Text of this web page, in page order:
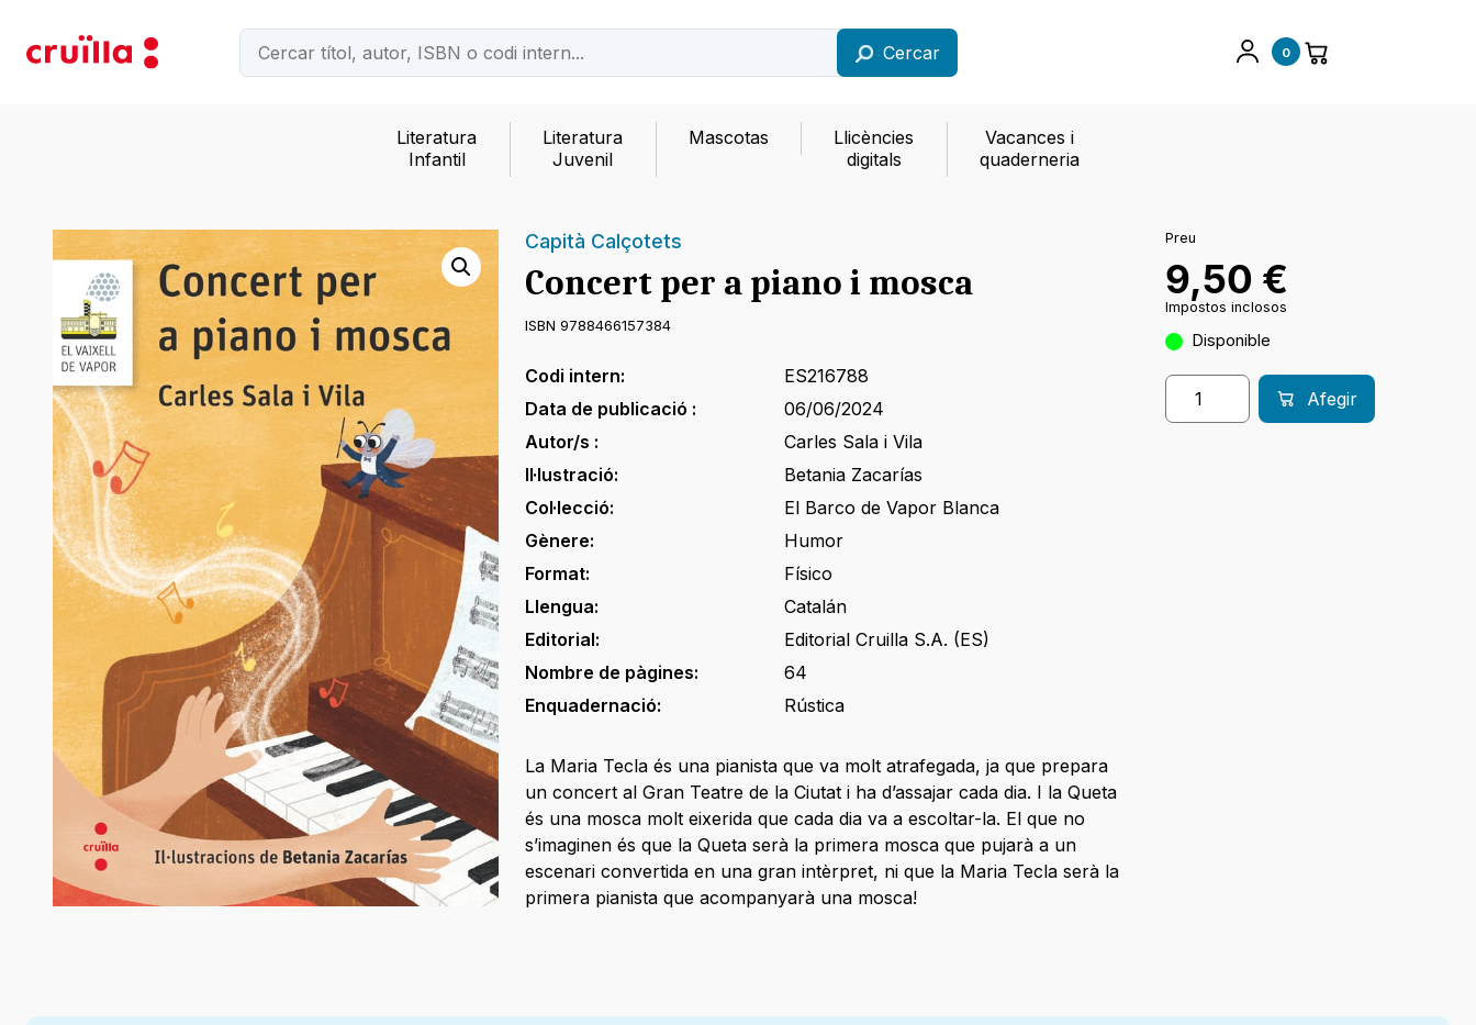
Cercar 0
Literatura
Infantil
Literatura
Juvenil
Mascotas
Llicències
digitals
Vacances i
quaderneria
Capità Calçotets
Concert per a piano i mosca
ISBN 9788466157384
Codi intern:
ES216788
Data de publicació :
06/06/2024
Autor/s :
Carles Sala i Vila
Il·lustració:
Betania Zacarías
Col·lecció:
El Barco de Vapor Blanca
Gènere:
Humor
Format:
Físico
Llengua:
Catalán
Editorial:
Editorial Cruilla S.A. (ES)
Nombre de pàgines:
64
Enquadernació:
Rústica
La Maria Tecla és una pianista que va molt atrafegada, ja que prepara
un concert al Gran Teatre de la Ciutat i ha d’assajar cada dia. I la Queta
és una mosca molt eixerida que cada dia va a escoltar-la. El que no
s’imaginen és que la Queta serà la primera mosca que pujarà a un
escenari convertida en una gran intèrpret, ni que la Maria Tecla serà la
primera pianista que acompanyarà una mosca!
Preu
9,50 €
Impostos inclosos
Disponible
Afegir